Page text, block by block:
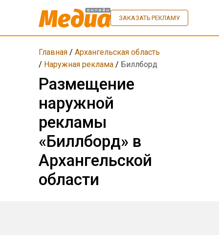
ЗАКАЗАТЬ РЕКЛАМУ
Главная/ Архангельская область
/ Наружная реклама/ Биллборд
Размещение
наружной
рекламы
«Биллборд» в
Архангельской
области